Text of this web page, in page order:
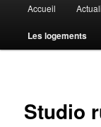
principal
Accueil
Les logements
Studio